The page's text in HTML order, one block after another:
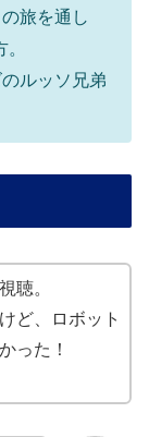
旅を通し
ルッソ兄弟
聴。
ど、ロボット
った！